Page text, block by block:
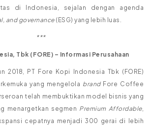
di Indonesia, sejalan dengan agenda
and governance (ESG) yang lebih luas.
***
Tbk (FORE) – Informasi Perusahaan
2018, PT Fore Kopi Indonesia Tbk (FORE)
yang mengelola brandFore Coffee
telah membuktikan model bisnis yang
menargetkan segmen Premium Affordable,
cepatnya menjadi 300 gerai di lebih